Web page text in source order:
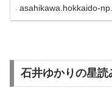
asahikawa.hokkaido-
石井ゆかりの星